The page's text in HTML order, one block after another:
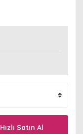
Hızlı Satın Al